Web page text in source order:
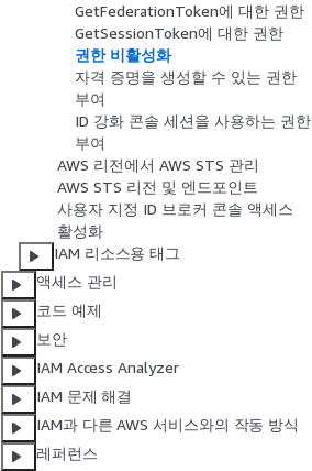
GetFederationToken에 대한 권한
GetSessionToken에 대한 권한
권한 비활성화
자격 증명을 생성할 수 있는 권한
부여
ID 강화 콘솔 세션을 사용하는 권한
부여
AWS 리전에서 AWS STS 관리
AWS STS 리전 및 엔드포인트
사용자 지정 ID 브로커 콘솔 액세스
활성화
IAM 리소스용 태그
액세스 관리
코드 예제
보안
IAM Access Analyzer
IAM 문제 해결
IAM과 다른 AWS 서비스와의 작동 방식
레퍼런스